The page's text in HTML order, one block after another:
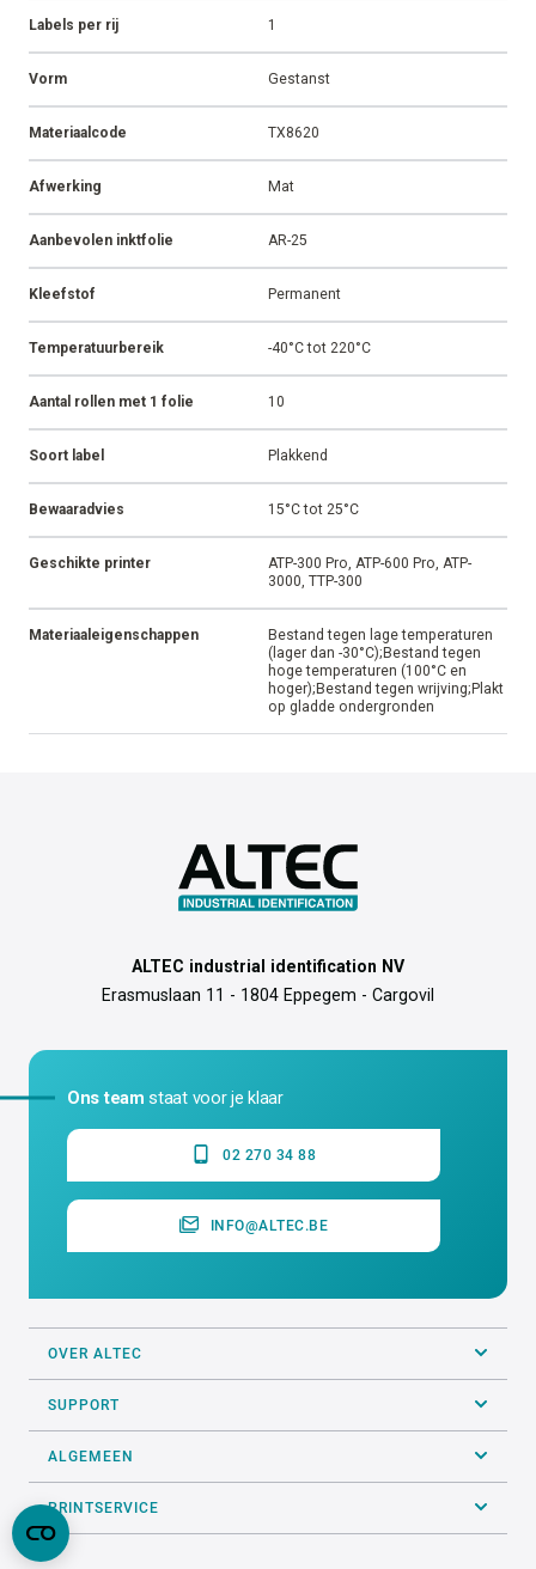
Labels per rij 1
Vorm Gestanst
Materiaalcode TX8620
Afwerking Mat
Aanbevolen inktfolie AR-25
Kleefstof Permanent
Temperatuurbereik -40°C tot 220°C
Aantal rollen met 1 folie 10
Soort label Plakkend
Bewaaradvies 15°C tot 25°C
Geschikte printer
ATP-300 Pro, ATP-600 Pro, ATP-
3000, TTP-300
Materiaaleigenschappen
Bestand tegen lage temperaturen
(lager dan -30°C);Bestand tegen
hoge temperaturen (100°C en
hoger);Bestand tegen wrijving;Plakt
op gladde ondergronden
ALTEC industrial identification NV
Erasmuslaan 11 - 1804 Eppegem - Cargovil
Ons team staat voor je klaar
02 270 34 88
INFO@ALTEC.BE
OVER ALTEC
SUPPORT
ALGEMEEN
PRINTSERVICE